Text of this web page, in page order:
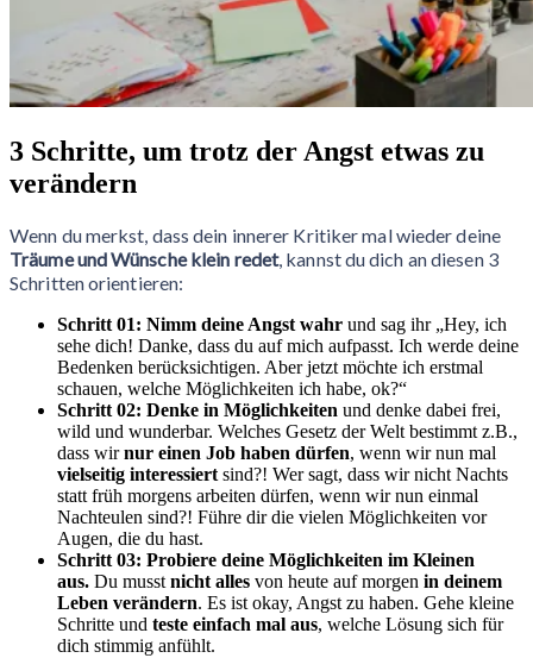
3 Schritte, um trotz der Angst etwas zu
verändern
Wenn du merkst, dass dein innerer Kritiker mal wieder deine
Träume und Wünsche klein redet, kannst du dich an diesen 3
Schritten orientieren:
Schritt 01: Nimm deine Angst wahr und sag ihr „Hey, ich
sehe dich! Danke, dass du auf mich aufpasst. Ich werde deine
Bedenken berücksichtigen. Aber jetzt möchte ich erstmal
schauen, welche Möglichkeiten ich habe, ok?“
Schritt 02: Denke in Möglichkeiten und denke dabei frei,
wild und wunderbar. Welches Gesetz der Welt bestimmt z.B.,
dass wirnur einen Job haben dürfen, wenn wir nun mal
vielseitig interessiert sind?! Wer sagt, dass wir nicht Nachts
statt früh morgens arbeiten dürfen, wenn wir nun einmal
Nachteulen sind?! Führe dir die vielen Möglichkeiten vor
Augen, die du hast.
Schritt 03: Probiere deine Möglichkeiten im Kleinen
aus. Du musst nicht alles von heute auf morgen in deinem
Leben verändern. Es ist okay, Angst zu haben. Gehe kleine
Schritte und teste einfach mal aus, welche Lösung sich für
dich stimmig anfühlt.